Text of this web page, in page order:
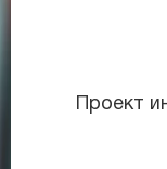
Проект